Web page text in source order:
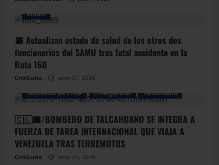
BioBio
🟥 Actualizan estado de salud de los otros dos
funcionarios del SAMU tras fatal accidente en la
Ruta 160
CrisGutie
junio 27, 2026
Bomberos de Chile
Emergencias Talcahuano
🇨🇱🟦/BOMBERO DE TALCAHUANO SE INTEGRA A
FUERZA DE TAREA INTERNACIONAL QUE VIAJA A
VENEZUELA TRAS TERREMOTOS
CrisGutie
junio 25, 2026